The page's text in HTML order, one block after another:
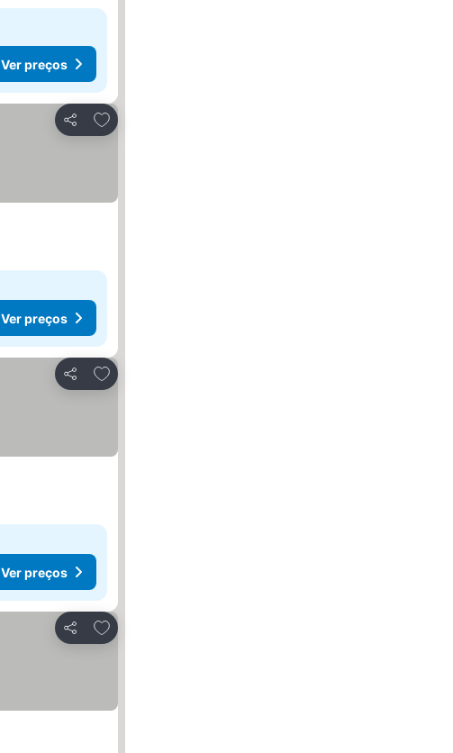
Ver preços
Partilhar
Adicionar aos favoritos
Ver preços
Partilhar
Adicionar aos favoritos
Ver preços
Partilhar
Adicionar aos favoritos